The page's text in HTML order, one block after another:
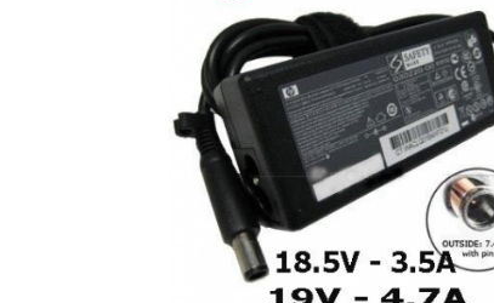
Ổ cứng SSD laptop
Ram Máy Tính
Dịch vụ thay pin Surface chính
hãng, uy tín tại tphcm
Thay sạc Surface Pro
Thay màn hình Surface Pro
Quạt Laptop